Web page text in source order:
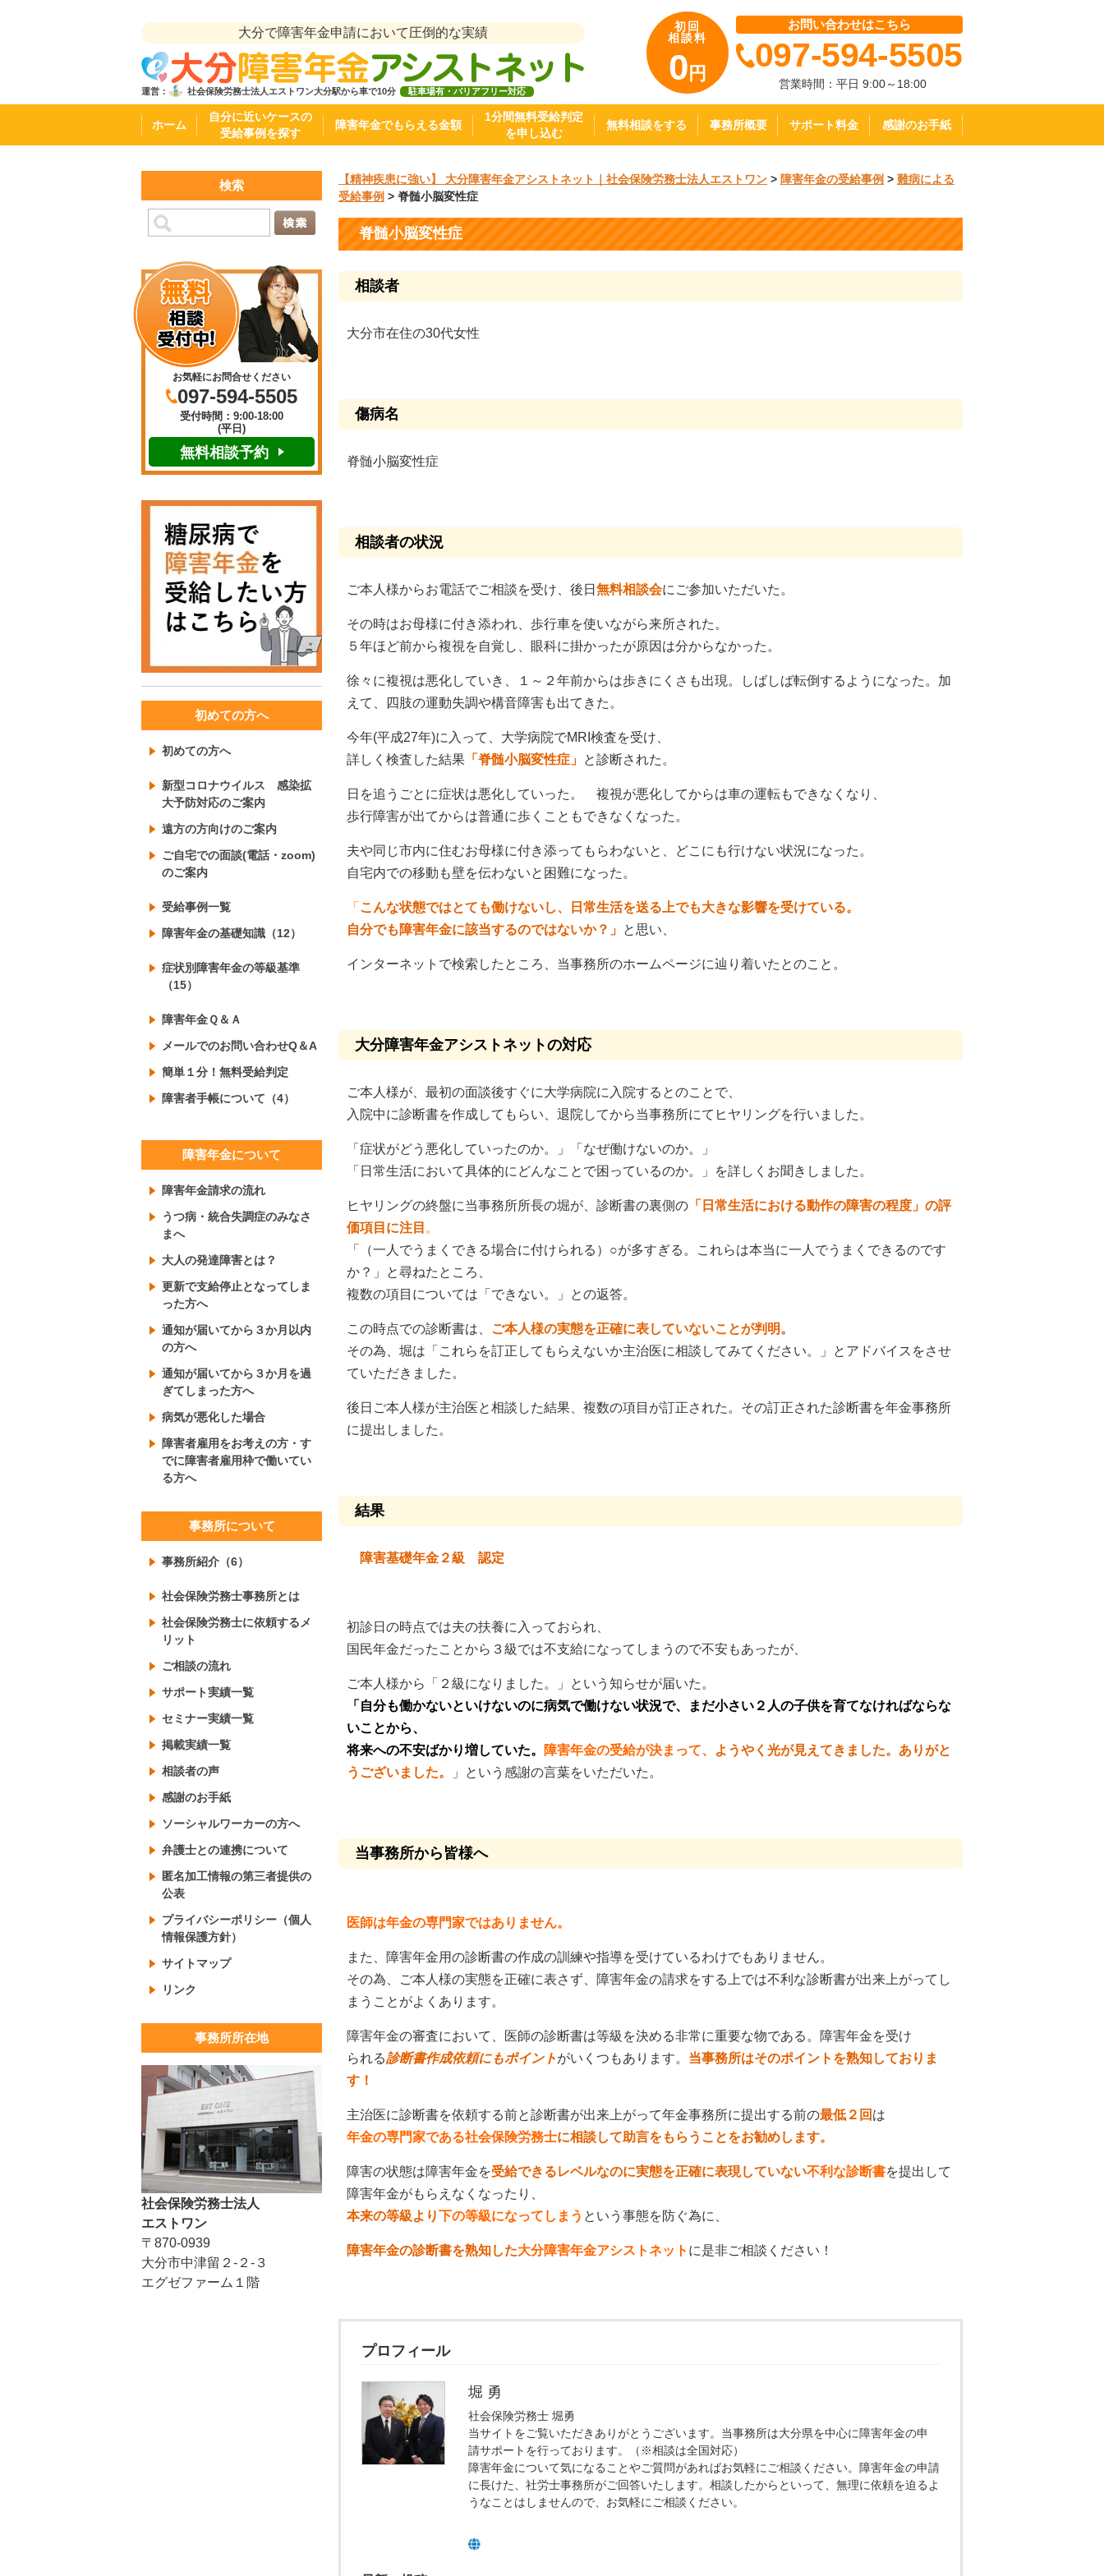
大分で障害年金申請において圧倒的な実績
運営： 社会保険労務士法人エストワン大分駅から車で10分 駐車場有・バリアフリー対応
初回
相談料
0 円
お問い合わせはこちら
097-594-5505
営業時間：平日 9:00～18:00
ホーム
自分に近いケースの
受給事例を探す
障害年金でもらえる金額
1分間無料受給判定
を申し込む
無料相談をする 事務所概要 サポート料金 感謝のお手紙
【精神疾患に強い】 大分障害年金アシストネット｜社会保険労務士法人エストワン > 障害年金の受給事例 > 難病による
受給事例 > 脊髄小脳変性症
脊髄小脳変性症
相談者
大分市在住の30代女性
傷病名
脊髄小脳変性症
相談者の状況
ご本人様からお電話でご相談を受け、後日 無料相談会にご参加いただいた。
その時はお母様に付き添われ、歩行車を使いながら来所された。
５年ほど前から複視を自覚し、眼科に掛かったが原因は分からなかった。
徐々に複視は悪化していき、１～２年前からは歩きにくさも出現。しばしば転倒するようになった。加
えて、四肢の運動失調や構音障害も出てきた。
今年(平成27年)に入って、大学病院でMRI検査を受け、
詳しく検査した結果 「脊髄小脳変性症」 と診断された。
日を追うごとに症状は悪化していった。 複視が悪化してからは車の運転もできなくなり、
歩行障害が出てからは普通に歩くこともできなくなった。
夫や同じ市内に住むお母様に付き添ってもらわないと、どこにも行けない状況になった。
自宅内での移動も壁を伝わないと困難になった。
「 こんな状態ではとても働けないし、日常生活を送る上でも大きな影響を受けている。
自分でも障害年金に該当するのではないか？」 と思い、
インターネットで検索したところ、当事務所のホームページに辿り着いたとのこと。
大分障害年金アシストネットの対応
ご本人様が、最初の面談後すぐに大学病院に入院するとのことで、
入院中に診断書を作成してもらい、退院してから当事務所にてヒヤリングを行いました。
「症状がどう悪化していったのか。」「なぜ働けないのか。」
「日常生活において具体的にどんなことで困っているのか。」を詳しくお聞きしました。
ヒヤリングの終盤に当事務所所長の堀が、診断書の裏側の 「日常生活における動作の障害の程度」の評
価項目に注目 。
「（一人でうまくできる場合に付けられる）○が多すぎる。これらは本当に一人でうまくできるのです
か？」と尋ねたところ、
複数の項目については「できない。」との返答。
この時点での診断書は、 ご本人様の実態を正確に表していないことが判明。
その為、堀は「これらを訂正してもらえないか主治医に相談してみてください。」とアドバイスをさせ
ていただきました。
後日ご本人様が主治医と相談した結果、複数の項目が訂正された。その訂正された診断書を年金事務所
に提出しました。
結果
障害基礎年金２級 認定
初診日の時点では夫の扶養に入っておられ、
国民年金だったことから３級では不支給になってしまうので不安もあったが、
ご本人様から「２級になりました。」という知らせが届いた。
「自分も働かないといけないのに病気で働けない状況で、まだ小さい２人の子供を育てなければならな
いことから、
将来への不安ばかり増していた。
障害年金の受給が決まって、
ようやく光が見えてきました。ありがと
うございました。
」という感謝の言葉をいただいた。
当事務所から皆様へ
医師は年金の専門家ではありません。
また、障害年金用の診断書の作成の訓練や指導を受けているわけでもありません。
その為、ご本人様の実態を正確に表さず、障害年金の請求をする上では不利な診断書が出来上がってし
まうことがよくあります。
障害年金の審査において、医師の診断書は等級を決める非常に重要な物である。障害年金を受け
られる診断書作成依頼にもポイントがいくつもあります。 当事務所はそのポイントを熟知しておりま
す！
主治医に診断書を依頼する前と診断書が出来上がって年金事務所に提出する前の最低２回 は
年金の専門家である社会保険労務士に相談して助言をもらうことをお勧めします。
障害の状態は障害年金を受給できるレベルなのに実態を正確に表現していない不利な診断書を提出して
障害年金がもらえなくなったり、
本来の等級より下の等級になってしまう という事態を防ぐ為に、
障害年金の診断書を熟知した大分障害年金アシストネット に是非ご相談ください！
プロフィール
堀 勇
社会保険労務士 堀勇
当サイトをご覧いただきありがとうございます。当事務所は大分県を中心に障害年金の申
請サポートを行っております。（※相談は全国対応）
障害年金について気になることやご質問があればお気軽にご相談ください。障害年金の申請
に長けた、社労士事務所がご回答いたします。相談したからといって、無理に依頼を迫るよ
うなことはしませんので、お気軽にご相談ください。
検索
お気軽にお問合せください
097-594-5505
受付時間：9:00-18:00
(平日)
無料相談予約
初めての方へ
初めての方へ
新型コロナウイルス 感染拡
大予防対応のご案内
遠方の方向けのご案内
ご自宅での面談(電話・zoom)
のご案内
受給事例一覧
障害年金の基礎知識（12）
症状別障害年金の等級基準
（15）
障害年金Ｑ＆Ａ
メールでのお問い合わせQ＆A
簡単１分！無料受給判定
障害者手帳について（4）
障害年金について
障害年金請求の流れ
うつ病・統合失調症のみなさ
まへ
大人の発達障害とは？
更新で支給停止となってしま
った方へ
通知が届いてから３か月以内
の方へ
通知が届いてから３か月を過
ぎてしまった方へ
病気が悪化した場合
障害者雇用をお考えの方・す
でに障害者雇用枠で働いてい
る方へ
事務所について
事務所紹介（6）
社会保険労務士事務所とは
社会保険労務士に依頼するメ
リット
ご相談の流れ
サポート実績一覧
セミナー実績一覧
掲載実績一覧
相談者の声
感謝のお手紙
ソーシャルワーカーの方へ
弁護士との連携について
匿名加工情報の第三者提供の
公表
プライバシーポリシー（個人
情報保護方針）
サイトマップ
リンク
事務所所在地
社会保険労務士法人
エストワン
〒870-0939
大分市中津留２-２-３
エグゼファーム１階